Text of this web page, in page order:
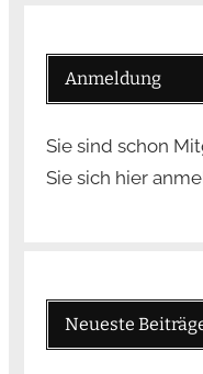
Anmeldung
Sie sind schon
Sie sich hier
Neueste